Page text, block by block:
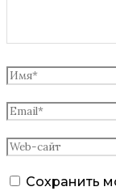
Сохранить